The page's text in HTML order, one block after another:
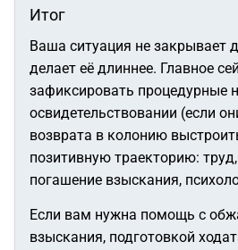
Итог
Ваша ситуация не закрывает
делает её длиннее. Главное
зафиксировать процедурные
освидетельствовании (если
возврата в колонию
позитивную траекторию:
погашение взыскания,
Если вам нужна помощь с
взыскания, подготовкой